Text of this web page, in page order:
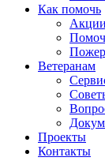
Как помочь
Акции
Ветеранам
Проекты
Контакты